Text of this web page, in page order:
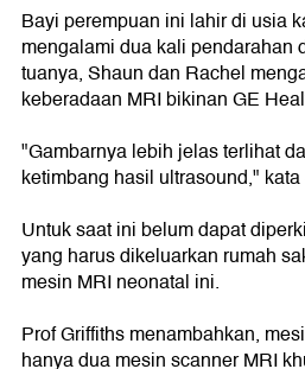
Bayi perempuan ini lahir di usia
mengalami dua kali pendarahan
tuanya, Shaun dan Rachel
keberadaan MRI bikinan GE
"Gambarnya lebih jelas terlihat
ketimbang hasil ultrasound,"
Untuk saat ini belum dapat
yang harus dikeluarkan rumah
mesin MRI neonatal ini.
Prof Griffiths menambahkan,
hanya dua mesin scanner MRI